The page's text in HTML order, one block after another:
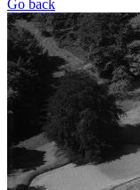
Go back